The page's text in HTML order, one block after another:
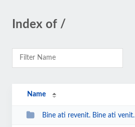
Index of /
Name
Bine ati revenit. Bine ati venit. Dumneavoastra. Welcome.